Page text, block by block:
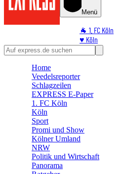
Menü
🐐 1. FC Köln
♥️ Köln
⭐ Promi
🛒 Shoppingwelt
Home
Veedelsreporter
Schlagzeilen
EXPRESS E-Paper
1. FC Köln
Köln
Sport
Promi und Show
Kölner Umland
NRW
Politik und Wirtschaft
Panorama